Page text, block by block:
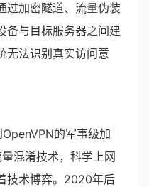
过加密隧道、流量伪装
备与目标服务器之间建
无法识别真实访问意
的军事级加
混淆技术，科学上网
技术博弈。2020年后